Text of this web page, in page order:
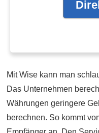
Mit Wise kann man
Das Unternehmen
Währungen geringere
berechnen. So kommt